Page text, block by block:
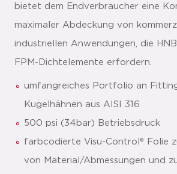
bietet dem Endverbraucher eine
maximaler Abdeckung von
industriellen Anwendungen, die
FPM-Dichtelemente erfordern.
umfangreiches Portfolio an
Kugelhähnen aus AISI 316
500 psi (34bar) Betriebsdruck
farbcodierte Visu-Control® Folie
von Material/Abmessungen und